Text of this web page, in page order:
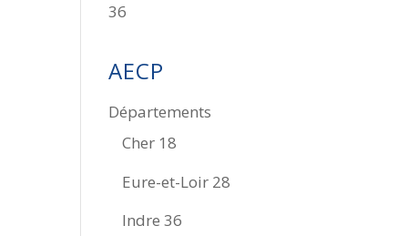
36
AECP
Départements
Cher 18
Eure-et-Loir 28
Indre 36